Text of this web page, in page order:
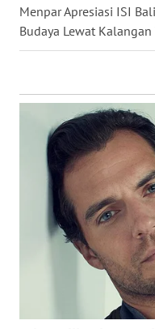
Menpar Apresiasi ISI
Budaya Lewat
WN
DANAU
TOBA
WN
WN
LANGKAT
WN
TAPANULI
SELATAN